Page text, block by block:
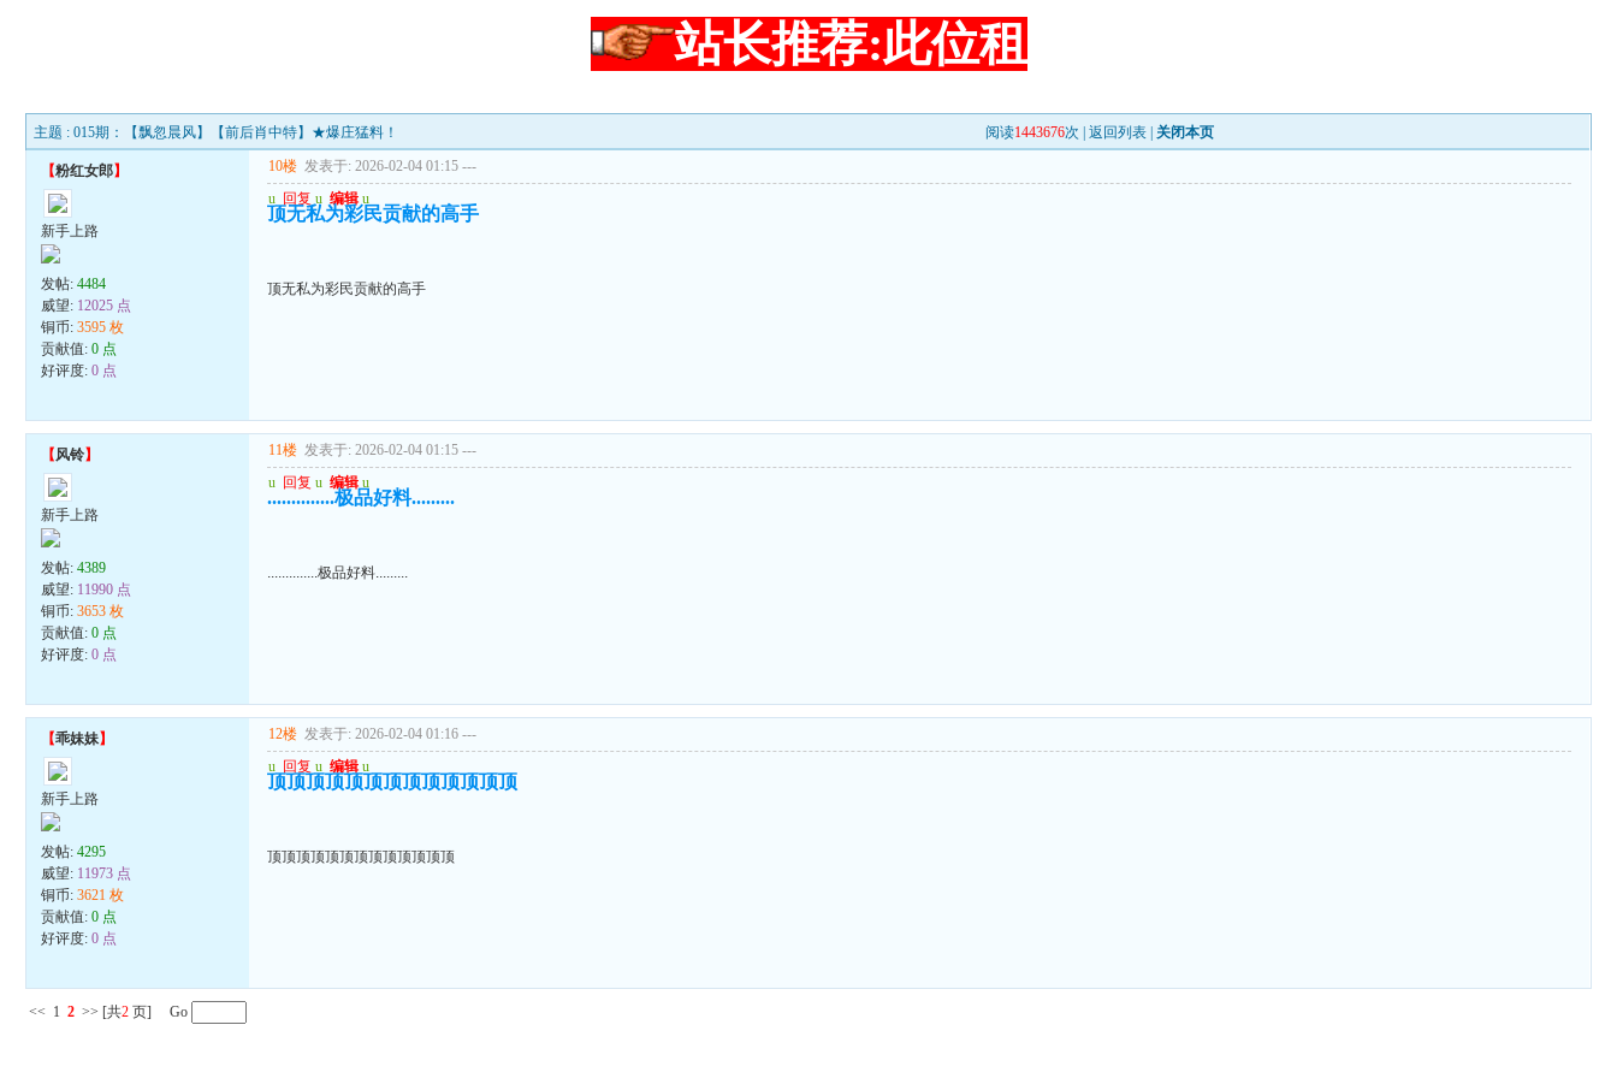
站长推荐:此位租
主题 : 015期：【飘忽晨风】【前后肖中特】★爆庄猛料！ 阅读1443676次 |返回列表 关闭本页
【粉红女郎】
新手上路
发帖:4484
威望: 12025 点
铜币:3595 枚
贡献值:0 点
好评度:0 点
10楼 发表于: 2026-02-04 01:15 ---
u 回复 u 编辑 u
顶无私为彩民贡献的高手
顶无私为彩民贡献的高手
【风铃】
新手上路
发帖:4389
威望: 11990 点
铜币:3653 枚
贡献值:0 点
好评度:0 点
11楼 发表于: 2026-02-04 01:15 ---
u 回复 u 编辑 u
..............极品好料.........
..............极品好料.........
【乖妹妹】
新手上路
发帖:4295
威望: 11973 点
铜币:3621 枚
贡献值:0 点
好评度:0 点
12楼 发表于: 2026-02-04 01:16 ---
u 回复 u 编辑 u
顶顶顶顶顶顶顶顶顶顶顶顶顶
顶顶顶顶顶顶顶顶顶顶顶顶顶
<< 1 2 >> [共2 页] Go